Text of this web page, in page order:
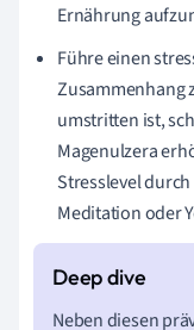
Ernährung
Führe einen
Zusammenhang
umstritten ist,
Magenulzera
Stresslevel
Meditation oder
Neben diesen